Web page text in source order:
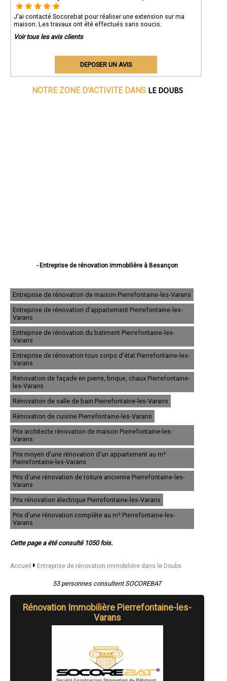
J'ai contacté Socorebat pour réaliser une extension sur ma
maison. Les travaux ont été effectués sans soucis.
Voir tous les avis clients
DEPOSER UN AVIS
NOTRE ZONE D'ACTIVITE DANS LE DOUBS
- Entreprise de rénovation immobilière à Besançon
- Entreprise de rénovation immobilière à Audincourt
- Entreprise de rénovation immobilière à Valentigney
- Entreprise de rénovation immobilière à Morteau
- Entreprise de rénovation immobilière à Seloncourt
- Entreprise de rénovation immobilière à Baume-les-Dames
- Entreprise de rénovation immobilière à Grand-Charmont
- Entreprise de rénovation immobilière à Mandeure
- Entreprise de rénovation immobilière à Saint-Vit
- Entreprise de rénovation immobilière à Pont-de-Roide
- Entreprise de rénovation immobilière à Villers-le-Lac
- Entreprise de rénovation immobilière à Maîche
- Entreprise de rénovation immobilière à Sochaux
- Entreprise de rénovation immobilière à Ornans
- Entreprise de rénovation immobilière à Hérimoncourt
- Entreprise de rénovation immobilière à Étupes
- Entreprise de rénovation immobilière à Voujeaucourt
- Entreprise de rénovation immobilière à Exincourt
- Entreprise de rénovation immobilière à L'Isle-sur-le-Doubs
- Entreprise de rénovation immobilière à Thise
- Entreprise de rénovation immobilière à Fins
- Entreprise de rénovation immobilière à Vieux-Charmont
- Entreprise de rénovation immobilière à Doubs
- Entreprise de rénovation immobilière à Avanne-Aveney
- Entreprise de rénovation immobilière à Charquemont
- Entreprise de rénovation immobilière à École-Valentin
- Entreprise de rénovation immobilière à Montferrand-le-Château
- Entreprise de rénovation immobilière à Miserey-Salines
- Entreprise de rénovation immobilière à Roche-lez-Beaupré
- Entreprise de rénovation immobilière à Le Russey
- Entreprise de rénovation immobilière à Châtillon-le-Duc
- Entreprise de rénovation immobilière à Montlebon
- Entreprise de rénovation immobilière à Levier
- Entreprise de rénovation immobilière à Franois
- Entreprise de rénovation immobilière à Frasne
- Entreprise de rénovation immobilière à Orchamps-Vennes
Entreprise de rénovation de maison Pierrefontaine-les-Varans
Entreprise de rénovation d'appartement Pierrefontaine-les-
Varans
Entreprise de rénovation du batiment Pierrefontaine-les-
Varans
Entreprise de rénovation tous corps d'état Pierrefontaine-les-
Varans
Rénovation de façade en pierre, brique, chaux Pierrefontaine-
les-Varans
Rénovation de salle de bain Pierrefontaine-les-Varans
Rénovation de cuisine Pierrefontaine-les-Varans
Prix architecte rénovation de maison Pierrefontaine-les-
Varans
Prix moyen d'une rénovation d'un appartement au m²
Pierrefontaine-les-Varans
Prix d'une rénovation de toiture ancienne Pierrefontaine-les-
Varans
Prix rénovation électrique Pierrefontaine-les-Varans
Prix d'une rénovation complête au m² Pierrefontaine-les-
Varans
Cette page a été consulté 1050 fois.
Accueil Entreprise de rénovation immobilière dans le Doubs
53 personnes consultent SOCOREBAT
Rénovation Immobilière Pierrefontaine-les-
Varans